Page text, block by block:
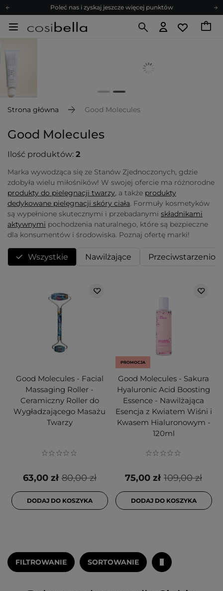
Poleć nas i zyskaj jeszcze więcej punktów
Zapisz się na newsletter pełen porad
Poleć nas i zyskaj jeszcze więcej punktów
Strona główna Good Molecules
Good Molecules
Ilość produktów: 2
Marka wywodząca się ze Stanów Zjednoczonych, gdzie
zdobyła wielu miłośników! W swojej ofercie ma różnorodne
produkty do pielęgnacji twarzy, a także produkty
dedykowane pielęgnacji skóry ciała. Formuły kosmetyków
są wypełnione skutecznymi i przebadanymi składnikami
aktywnymi pochodzenia naturalnego, które są bezpieczne
dla konsumentów i środowiska. Poznaj ofertę marki!
Wszystkie Nawilżające
Good Molecules - Facial
Massaging Roller -
Ceramiczny Roller do
Wygładzającego Masażu
Twarzy
80,00 zł
63,00 zł
DODAJ DO KOSZYKA
PROMOCJA
Good Molecules - Sakura
Hyaluronic Acid Boosting
Essence - Nawilżająca
Esencja z Kwiatem Wiśni i
Kwasem Hialuronowym -
120ml
109,00 zł
75,00 zł
DODAJ DO KOSZYKA
FILTROWANIE SORTOWANIE